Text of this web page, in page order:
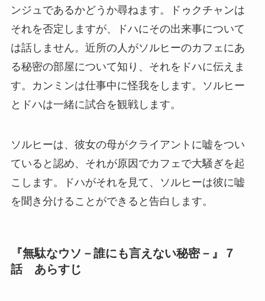
ンジュであるかどうか尋ねます。ドゥクチャンは
それを否定しますが、ドハにその出来事について
は話しません。近所の人がソルヒーのカフェにあ
る秘密の部屋について知り、それをドハに伝えま
す。カンミンは仕事中に怪我をします。ソルヒー
とドハは一緒に試合を観戦します。
ソルヒーは、彼女の母がクライアントに嘘をつい
ていると認め、それが原因でカフェで大騒ぎを起
こします。ドハがそれを見て、ソルヒーは彼に嘘
を聞き分けることができると告白します。
『無駄なウソ－誰にも言えない秘密－』７
話 あらすじ